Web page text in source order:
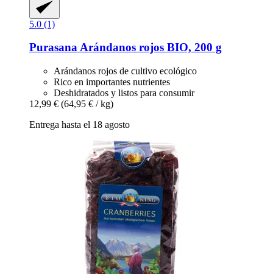
5.0 (1)
PurasanaArándanos rojos BIO, 200 g
Arándanos rojos de cultivo ecológico
Rico en importantes nutrientes
Deshidratados y listos para consumir
12,99 € (64,95 € / kg)
Entrega hasta el 18 agosto